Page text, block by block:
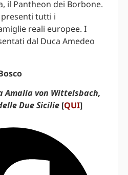
il Pantheon dei Borbone.
tutti i
reali europee. I
dal Duca Amedeo
Amalia von Wittelsbach,
Due Sicilie [QUI]